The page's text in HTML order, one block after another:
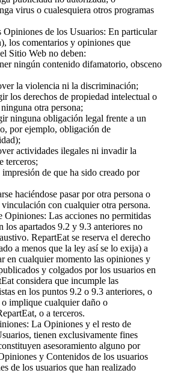
virus o cualesquiera otros programas
Opiniones de los Usuarios: En particular
los comentarios y opiniones que
Sitio Web no deben:
ningún contenido difamatorio, obsceno
la violencia ni la discriminación;
los derechos de propiedad intelectual o
otra persona;
ninguna obligación legal frente a un
por ejemplo, obligación de
actividades ilegales ni invadir la
terceros;
de que ha sido creado por
haciéndose pasar por otra persona o
vinculación con cualquier otra persona.
Opiniones: Las acciones no permitidas
los apartados 9.2 y 9.3 anteriores no
RepartEat se reserva el derecho
a menos que la ley así se lo exija) a
en cualquier momento las opiniones y
y colgados por los usuarios en
considera que incumple las
en los puntos 9.2 o 9.3 anteriores, o
o implique cualquier daño o
o a terceros.
La Opiniones y el resto de
tienen exclusivamente fines
asesoramiento alguno por
y Contenidos de los usuarios
de los usuarios que han realizado